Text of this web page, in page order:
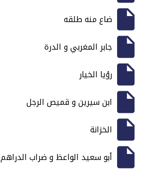
ضاع منه طلقه
جابر المغربي و الدرة
رؤيا الخيار
ابن سيرين و قميص الرجل
الخزانة
أبو سعيد الواعظ و ضراب الدراهم